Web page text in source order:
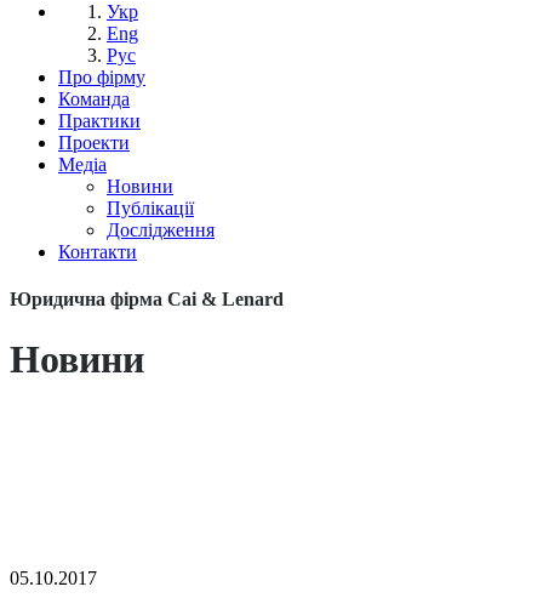
Укр
Eng
Рус
Про фірму
Команда
Практики
Проекти
Медіа
Новини
Публікації
Дослідження
Контакти
Юридична фірма Cai & Lenard
Новини
05.10.2017